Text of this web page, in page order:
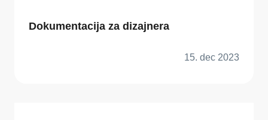
Dokumentacija za dizajnera
15. dec 2023